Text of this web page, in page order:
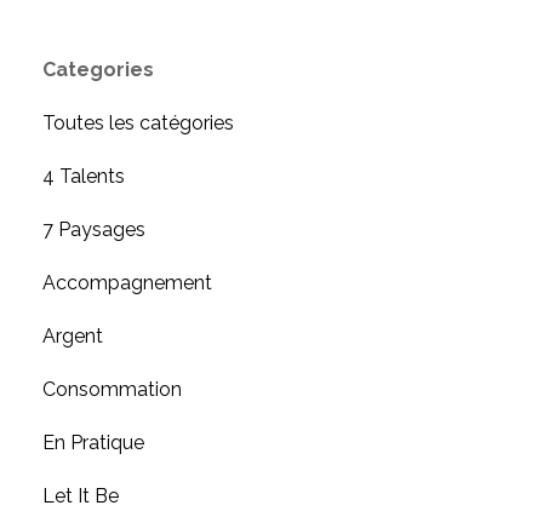
Categories
Toutes les catégories
4 Talents
7 Paysages
Accompagnement
Argent
Consommation
En Pratique
Let It Be